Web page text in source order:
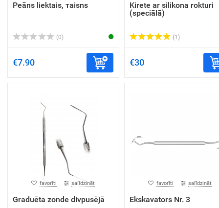
Peāns liektais, тaisns
(0)
€7.90
Kirete ar silikona rokturi
(speciālā)
(1)
€30
favorīti salīdzināt
Graduēta zonde divpusējā
favorīti salīdzināt
Ekskavators Nr. 3